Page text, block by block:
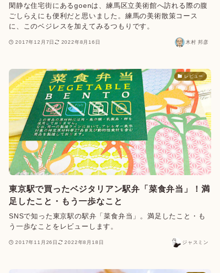
閑静な住宅街にあるgoenは、練馬区立美術館へ訪れる際の腹
ごしらえにも便利だと思いました。練馬の美術散策コース
に、このベジレスを加えてみるつもりです。
2017年12月7日 2022年8月16日 木村 邦彦
レビュー
東京駅で買ったベジタリアン駅弁「菜食弁当」！満
足したこと・もう一歩なこと
SNSで知った東京駅の駅弁「菜食弁当」。満足したこと・も
う一歩なことをレビューします。
2017年11月26日 2022年8月18日 ジャスミン